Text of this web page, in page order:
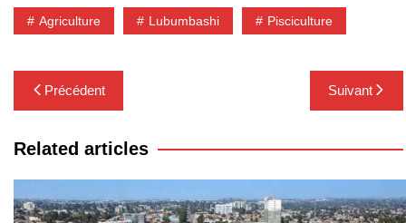
Agriculture Lubumbashi Pisciculture
Navigation
de
l’article
Précédent Suivant
Related articles